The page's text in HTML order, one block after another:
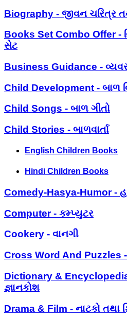
Biography - જીવન ચરિત્ર
Books Set Combo Offer -
સેટ
Business Guidance -
Child Development - બાળ
Child Songs - બાળ ગીતો
Child Stories - બાળવાર્તા
English Children Books
Hindi Children Books
Comedy-Hasya-Humor -
Computer - કમ્પ્યુટર
Cookery - વાનગી
Cross Word And Puzzles
Dictionary &
જ્ઞાનકોશ
Drama & Film - નાટકો તથા